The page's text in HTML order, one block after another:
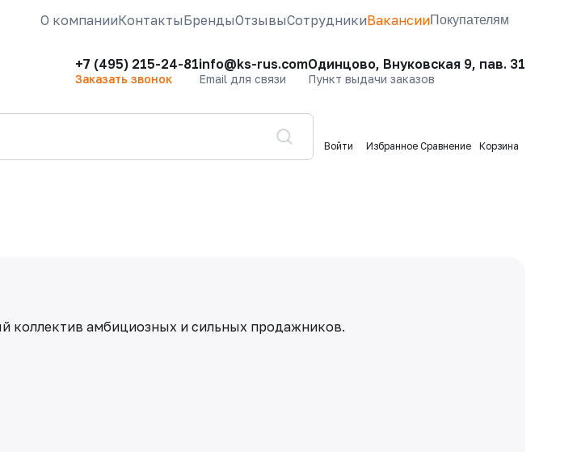
О компанииКонтактыБрендыОтзывыСотрудникиВакансииПокупателям
+7 (495) 215-24-81
Заказать звонок
info@ks-rus.com
Email для связи
Одинцово, Внуковская 9, пав. 31
Пункт выдачи заказов
Войти Избранное Сравнение Корзина
коллектив амбициозных и сильных продажников.